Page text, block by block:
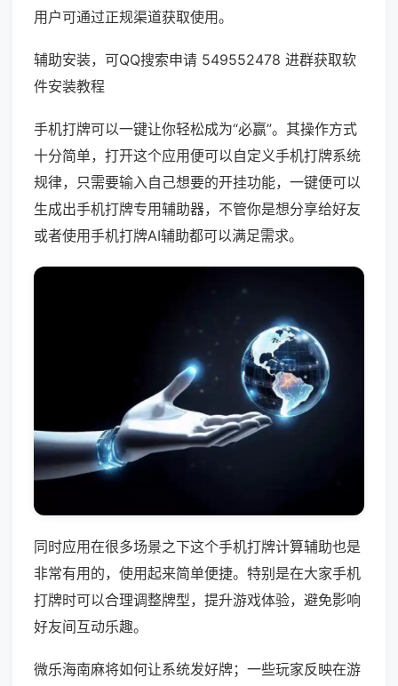
用户可通过正规渠道获取使用。
辅助安装，可QQ搜索申请 549552478 进群获取软
件安装教程
手机打牌可以一键让你轻松成为“必赢”。其操作方式
十分简单，打开这个应用便可以自定义手机打牌系统
规律，只需要输入自己想要的开挂功能，一键便可以
生成出手机打牌专用辅助器，不管你是想分享给好友
或者使用手机打牌AI辅助都可以满足需求。
同时应用在很多场景之下这个手机打牌计算辅助也是
非常有用的，使用起来简单便捷。特别是在大家手机
打牌时可以合理调整牌型，提升游戏体验，避免影响
好友间互动乐趣。
微乐海南麻将如何让系统发好牌；一些玩家反映在游